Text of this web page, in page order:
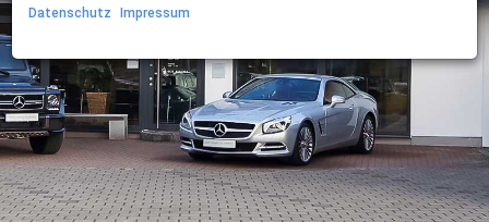
Datenschutz Impressum